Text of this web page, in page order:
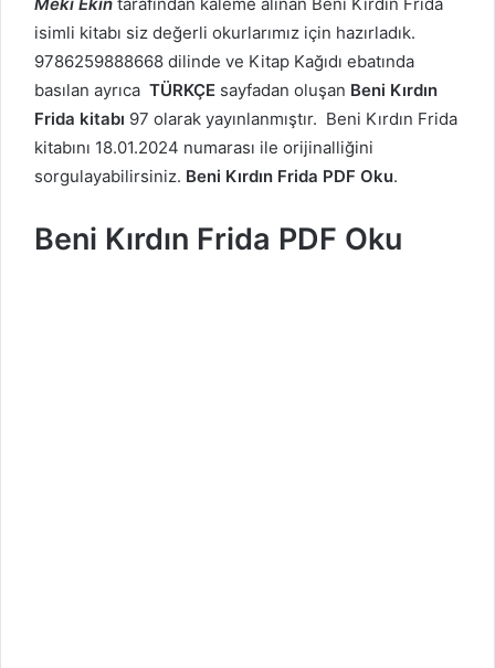
isimli kitabı siz değerli okurlarımız için hazırladık.
9786259888668 dilinde ve Kitap Kağıdı ebatında
basılan ayrıca TÜRKÇE sayfadan oluşan Beni Kırdın
Frida kitabı 97 olarak yayınlanmıştır. Beni Kırdın Frida
kitabını 18.01.2024 numarası ile orijinalliğini
sorgulayabilirsiniz. Beni Kırdın Frida PDF Oku.
Beni Kırdın Frida PDF Oku